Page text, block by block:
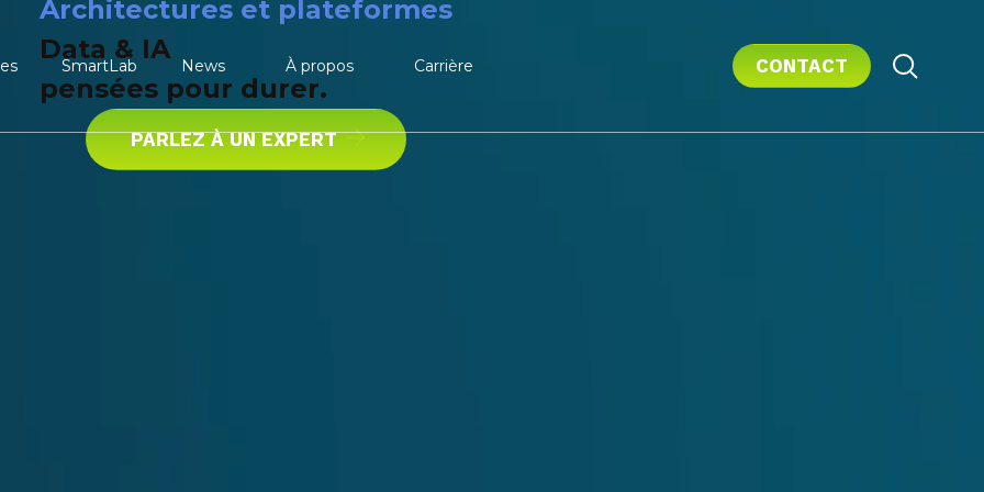
SmartLab News À propos Carrière CONTACT
Architectures et plateformes
Data & IA
pensées pour durer.
PARLEZ À UN EXPERT